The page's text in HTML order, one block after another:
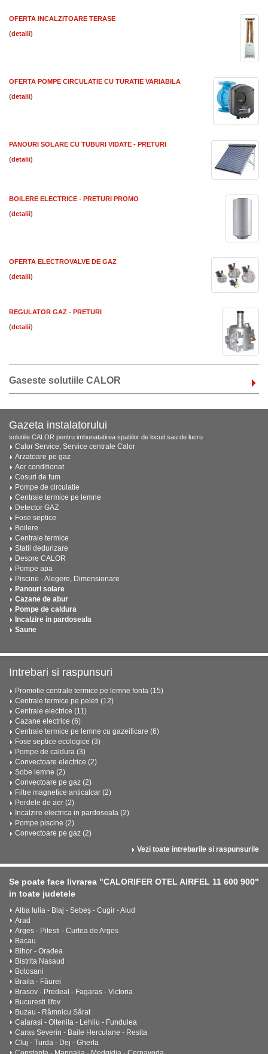
OFERTA INCALZITOARE TERASE
( )
OFERTA POMPE CIRCULATIE CU TURATIE VARIABILA
( )
PANOURI SOLARE CU TUBURI VIDATE - PRETURI
( )
BOILERE ELECTRICE - PRETURI PROMO
( )
OFERTA ELECTROVALVE DE GAZ
( )
REGULATOR GAZ - PRETURI
( )
Gaseste solutiile CALOR
Gazeta instalatorului
solutiile CALOR pentru imbunatatirea spatiilor de locuit sau de lucru
Calor Service, Service centrale Calor
Arzatoare pe gaz
Aer conditionat
Cosuri de fum
Pompe de circulatie
Centrale termice pe lemne
Detector GAZ
Fose septice
Boilere
Centrale termice
Statii dedurizare
Despre CALOR
Pompe apa
Piscine - Alegere, Dimensionare
Panouri solare
Cazane de abur
Pompe de caldura
Incalzire in pardoseala
Saune
Intrebari si raspunsuri
Promotie centrale termice pe lemne fonta (15)
Centrale termice pe peleti (12)
Centrale electrice (11)
Cazane electrice (6)
Centrale termice pe lemne cu gazeificare (6)
Fose septice ecologice (3)
Pompe de caldura (3)
Convectoare electrice (2)
Sobe lemne (2)
Convectoare pe gaz (2)
Filtre magnetice anticalcar (2)
Perdele de aer (2)
Incalzire electrica in pardoseala (2)
Pompe piscine (2)
Convectoare pe gaz (2)
Vezi toate intrebarile si raspunsurile
Se poate face livrarea "CALORIFER OTEL AIRFEL 11 600 900"
in toate judetele
Alba Iulia - Blaj - Sebeș - Cugir - Aiud
Arad
Arges - Pitesti - Curtea de Arges
Bacau
Bihor - Oradea
Bistrita Nasaud
Botosani
Braila - Făurei
Brasov - Predeal - Fagaras - Victoria
Bucuresti Ilfov
Buzau - Râmnicu Sărat
Calarasi - Oltenita - Lehliu - Fundulea
Caras Severin - Baile Herculane - Resita
Cluj - Turda - Dej - Gherla